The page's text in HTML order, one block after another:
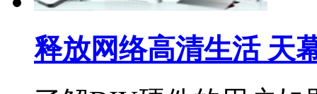
释放网络高清生活 天